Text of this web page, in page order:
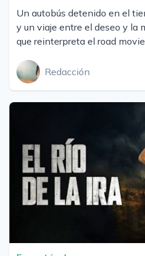
Un autobús detenido en el
y un viaje entre el deseo y la
que reinterpreta el road movie
Redacción